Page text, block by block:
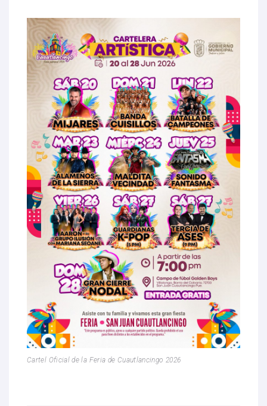
Cartel Oficial de la Feria de Cuautlancingo 2026